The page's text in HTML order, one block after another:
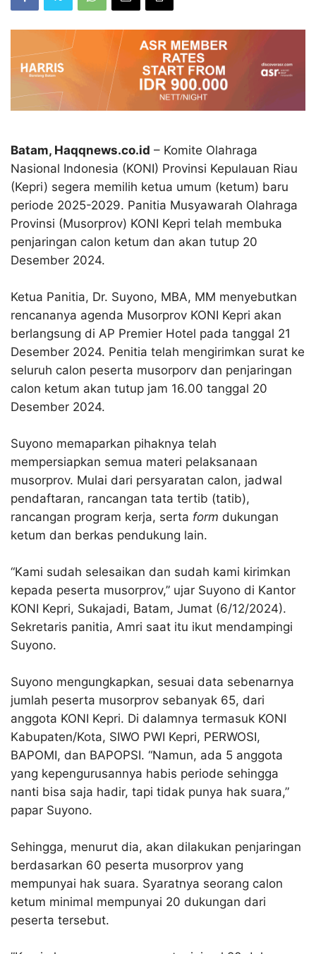
Batam, Haqqnews.co.id – Komite Olahraga
Nasional Indonesia (KONI) Provinsi Kepulauan Riau
(Kepri) segera memilih ketua umum (ketum) baru
periode 2025-2029. Panitia Musyawarah Olahraga
Provinsi (Musorprov) KONI Kepri telah membuka
penjaringan calon ketum dan akan tutup 20
Desember 2024.
Ketua Panitia, Dr. Suyono, MBA, MM menyebutkan
rencananya agenda Musorprov KONI Kepri akan
berlangsung di AP Premier Hotel pada tanggal 21
Desember 2024. Penitia telah mengirimkan surat ke
seluruh calon peserta musorporv dan penjaringan
calon ketum akan tutup jam 16.00 tanggal 20
Desember 2024.
Suyono memaparkan pihaknya telah
mempersiapkan semua materi pelaksanaan
musorprov. Mulai dari persyaratan calon, jadwal
pendaftaran, rancangan tata tertib (tatib),
rancangan program kerja, serta form dukungan
ketum dan berkas pendukung lain.
“Kami sudah selesaikan dan sudah kami kirimkan
kepada peserta musorprov,” ujar Suyono di Kantor
KONI Kepri, Sukajadi, Batam, Jumat (6/12/2024).
Sekretaris panitia, Amri saat itu ikut mendampingi
Suyono.
Suyono mengungkapkan, sesuai data sebenarnya
jumlah peserta musorprov sebanyak 65, dari
anggota KONI Kepri. Di dalamnya termasuk KONI
Kabupaten/Kota, SIWO PWI Kepri, PERWOSI,
BAPOMI, dan BAPOPSI. “Namun, ada 5 anggota
yang kepengurusannya habis periode sehingga
nanti bisa saja hadir, tapi tidak punya hak suara,”
papar Suyono.
Sehingga, menurut dia, akan dilakukan penjaringan
berdasarkan 60 peserta musorprov yang
mempunyai hak suara. Syaratnya seorang calon
ketum minimal mempunyai 20 dukungan dari
peserta tersebut.